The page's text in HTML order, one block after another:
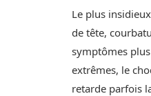
Le plus
de tête,
symptômes
extrêmes, le
retarde parfois